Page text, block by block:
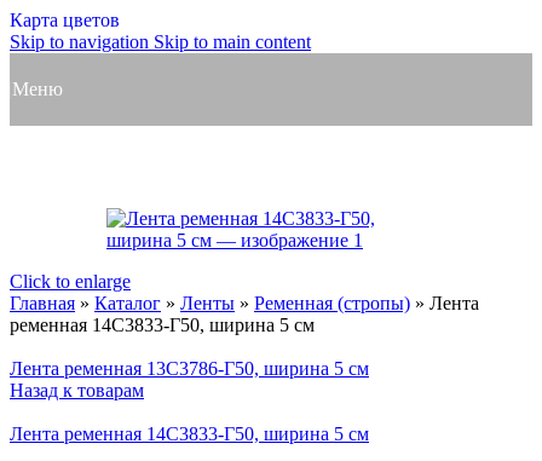
Карта цветов
Skip to navigation Skip to main content
Меню
Click to enlarge
Главная » Каталог » Ленты » Ременная (стропы) » Лента
ременная 14С3833-Г50, ширина 5 см
Лента ременная 13С3786-Г50, ширина 5 см
Назад к товарам
Лента ременная 14С3833-Г50, ширина 5 см